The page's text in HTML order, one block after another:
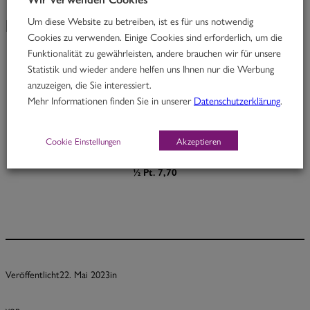
KW 21/23
Rindfleisch in würzigem Madrascurry mit Süßkartoffeln
M, O
½ Pt. 7,70
Veröffentlicht22. Mai 2023in
Um diese Website zu betreiben, ist es für uns notwendig
Cookies zu verwenden. Einige Cookies sind erforderlich, um die
Funktionalität zu gewährleisten, andere brauchen wir für unsere
Statistik und wieder andere helfen uns Ihnen nur die Werbung
anzuzeigen, die Sie interessiert.
Mehr Informationen finden Sie in unsererDatenschutzerklärung
Cookie Einstellungen Akzeptieren